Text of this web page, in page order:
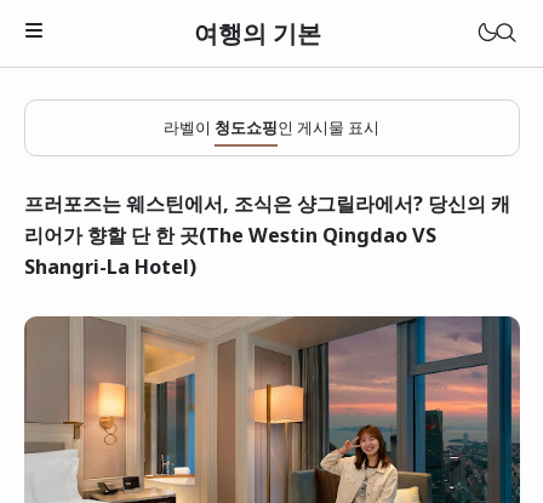
여행의 기본
일본
베트남
라벨이 청도쇼핑인 게시물 표시
프러포즈는 웨스틴에서, 조식은 샹그릴라에서? 당신의 캐
리어가 향할 단 한 곳(The Westin Qingdao VS
Shangri-La Hotel)